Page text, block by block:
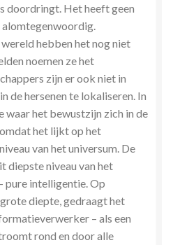
doordringt. Het heeft geen
hebben het nog niet
noemen ze het
zijn er ook niet in
de hersenen te lokaliseren. In
waar het bewustzijn zich in de
het lijkt op het
van het universum. De
diepste niveau van het
pure intelligentie. Op
diepte, gedraagt het
– als een
rond en door alle